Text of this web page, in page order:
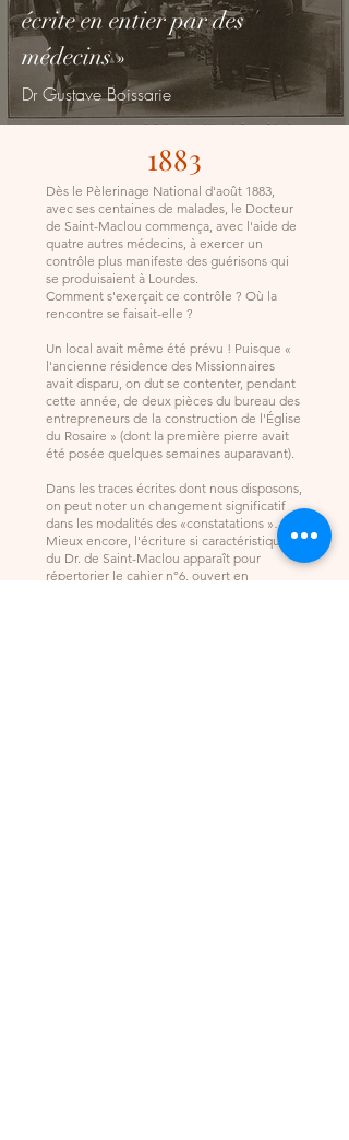
écrite en entier par des
médecins »
Dr Gustave Boissarie
1883
Dès le Pèlerinage National d'août 1883,
avec ses centaines de malades, le Docteur
de Saint-Maclou commença, avec l'aide de
quatre autres médecins, à exercer un
contrôle plus manifeste des guérisons qui
se produisaient à Lourdes.
Comment s'exerçait ce contrôle ? Où la
rencontre se faisait-elle ?
Un local avait même été prévu ! Puisque «
l'ancienne résidence des Missionnaires
avait disparu, on dut se contenter, pendant
cette année, de deux pièces du bureau des
entrepreneurs de la construction de l'Église
du Rosaire » (dont la première pierre avait
été posée quelques semaines auparavant).
Dans les traces écrites dont nous disposons,
on peut noter un changement significatif
dans les modalités des «constatations »…
Mieux encore, l'écriture si caractéristique
du Dr. de Saint-Maclou apparaît pour
répertorier le cahier n°6, ouvert en